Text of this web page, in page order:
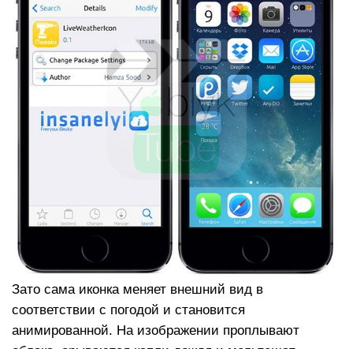
Зато сама иконка меняет внешний вид в
соответствии с погодой и становится
анимированной. На изображении проплывают